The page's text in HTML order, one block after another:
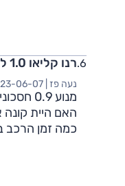
רנו קליאו 1.0 ל' טורבו, אוט', Zen 2020
נעה פז | 06-07
מנוע 0.9 חסכוני ואמין ממש מרוצה
האם היית
כמה זמן הרכב